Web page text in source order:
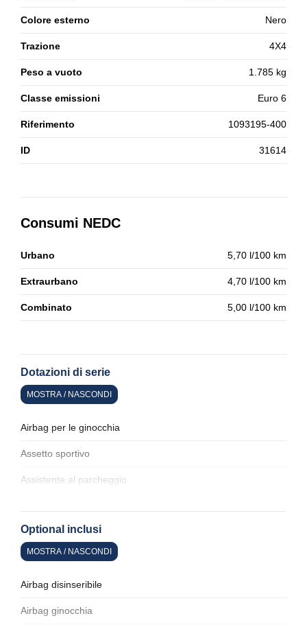
Colore esterno Nero
Trazione 4X4
Peso a vuoto 1.785 kg
Classe emissioni Euro 6
Riferimento 1093195-400
ID 31614
Consumi NEDC
Urbano 5,70 l/100 km
Extraurbano 4,70 l/100 km
Combinato 5,00 l/100 km
Dotazioni di serie
MOSTRA / NASCONDI
Airbag per le ginocchia
Assetto sportivo
Assistente al parcheggio
Cielo
Climatizzatore automatico
Console centrale multifunzione
Copertura vano bagagli
Optional inclusi
MOSTRA / NASCONDI
Airbag disinseribile
Airbag ginocchia